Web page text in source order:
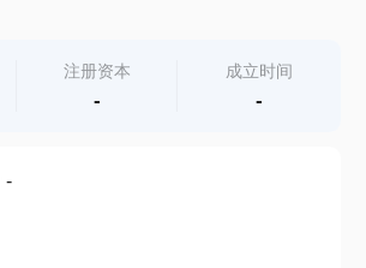
注册资本
-
成立时间
-
-